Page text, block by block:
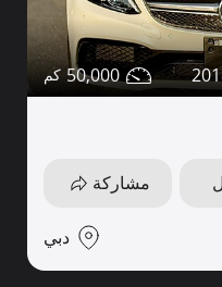
50,000
مشاركة
دبي